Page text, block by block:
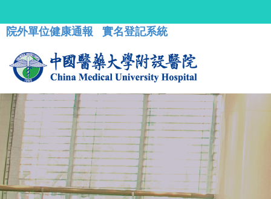
院外單位健康通報 實名登記系統